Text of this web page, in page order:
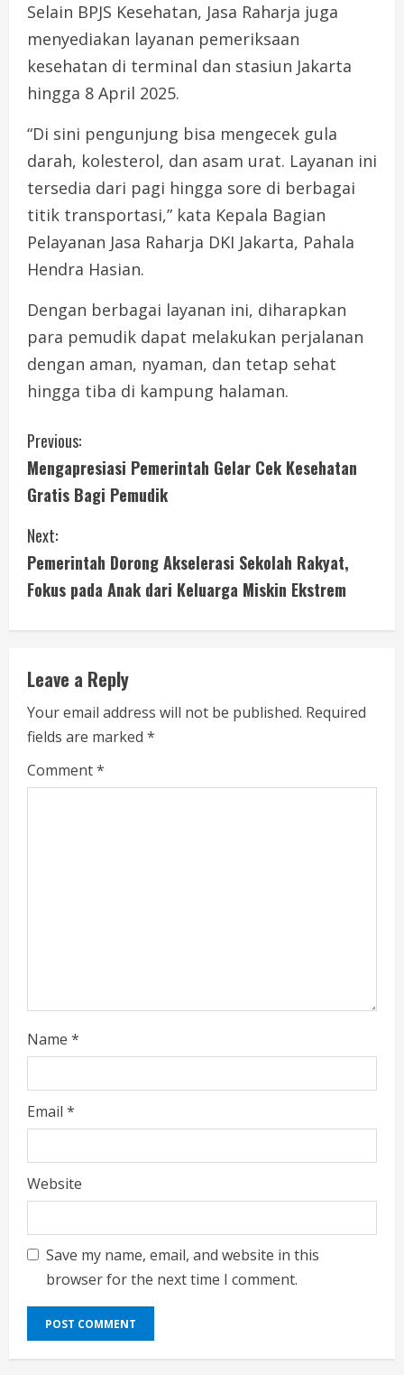
Selain BPJS Kesehatan, Jasa Raharja juga
menyediakan layanan pemeriksaan
kesehatan di terminal dan stasiun Jakarta
hingga 8 April 2025.
“Di sini pengunjung bisa mengecek gula
darah, kolesterol, dan asam urat. Layanan ini
tersedia dari pagi hingga sore di berbagai
titik transportasi,” kata Kepala Bagian
Pelayanan Jasa Raharja DKI Jakarta, Pahala
Hendra Hasian.
Dengan berbagai layanan ini, diharapkan
para pemudik dapat melakukan perjalanan
dengan aman, nyaman, dan tetap sehat
hingga tiba di kampung halaman.
C
o
n
t
i
n
u
e
R
e
Previous:
Mengapresiasi Pemerintah Gelar Cek Kesehatan
Gratis Bagi Pemudik
Next:
Pemerintah Dorong Akselerasi Sekolah Rakyat,
Fokus pada Anak dari Keluarga Miskin Ekstrem
Leave a Reply
Your email address will not be published. Required
fields are marked *
Comment*
Name *
Email *
Website
Save my name, email, and website in this
browser for the next time I comment.